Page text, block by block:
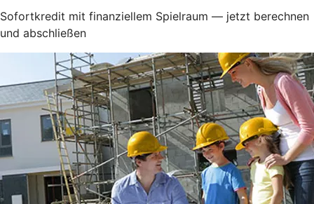
Sofortkredit mit finanziellem Spielraum — jetzt berechnen
und abschließen